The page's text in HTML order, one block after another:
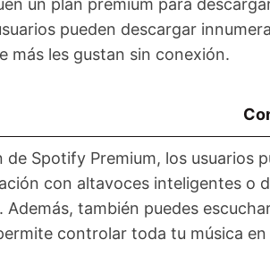
pueden descargar
más les gustan sin conexión.
de Spotify Premium, los usuarios
con altavoces inteligentes o
Además, también puedes
controlar toda tu música